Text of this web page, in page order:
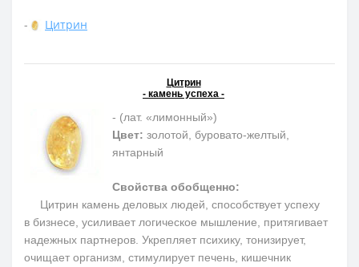
- Цитрин
Цитрин
- камень успеха -
- (лат. «лимонный»)
Цвет: золотой, буровато-желтый,
янтарный
Свойства обобщенно:
Цитрин камень деловых людей, способствует успеху
в бизнесе, усиливает логическое мышление, притягивает
надежных партнеров. Укрепляет психику, тонизирует,
очищает организм, стимулирует печень, кишечник